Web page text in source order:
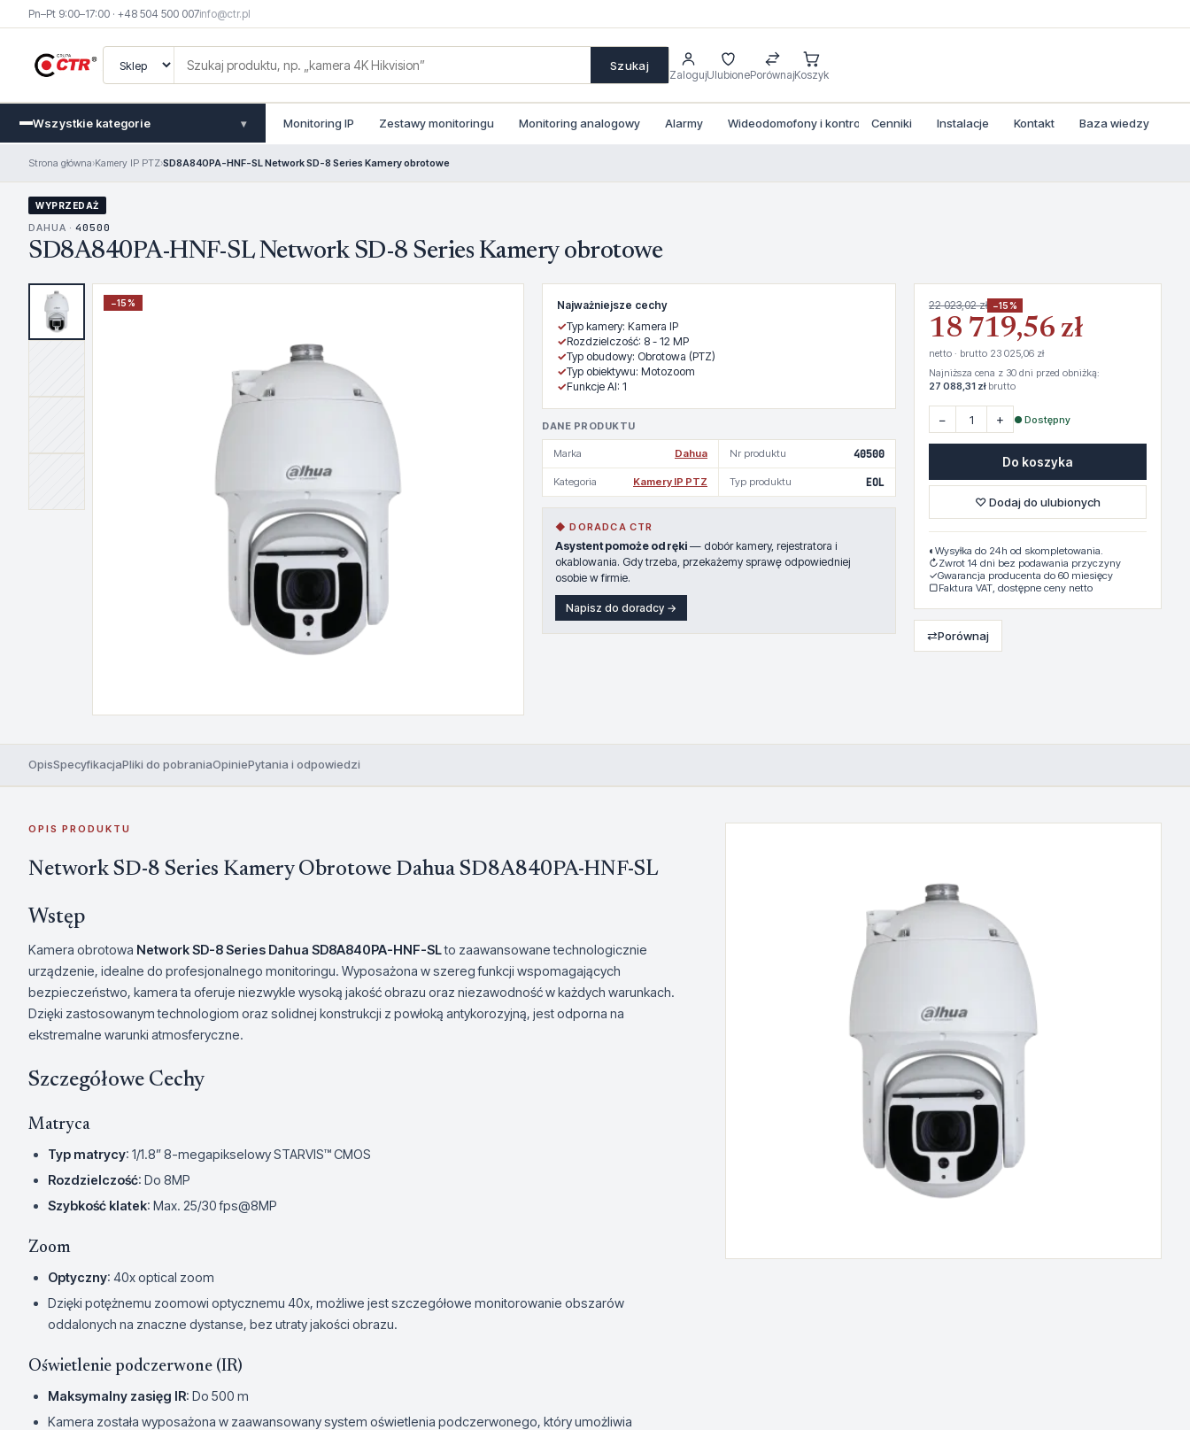
Pn–Pt 9:00–17:00 · +48 504 500 007info@ctr.pl
Szukaj
ZalogujUlubionePorównajKoszyk
Wszystkie kategorie ▾ Monitoring IP Zestawy monitoringu Monitoring analogowy Alarmy Wideodomofony i kontrola dostepu
Cenniki Instalacje Kontakt Baza wiedzy
Strona główna›Kamery IP PTZ›SD8A840PA-HNF-SL Network SD-8 Series Kamery obrotowe
WYPRZEDAŻ
DAHUA · 40500
SD8A840PA-HNF-SL Network SD-8 Series Kamery obrotowe
−15%
Najważniejsze cechy
✓Typ kamery: Kamera IP
✓Rozdzielczość: 8 - 12 MP
✓Typ obudowy: Obrotowa (PTZ)
✓Typ obiektywu: Motozoom
✓Funkcje AI: 1
DANE PRODUKTU
Marka Dahua Nr produktu 40500
Kategoria Kamery IP PTZ Typ produktu EOL
◆ DORADCA CTR
Asystent pomoże od ręki — dobór kamery, rejestratora i
okablowania. Gdy trzeba, przekażemy sprawę odpowiedniej
osobie w firmie.
Napisz do doradcy →
22 023,02 zł −15%
18 719,56 zł
netto · brutto 23 025,06 zł
Najniższa cena z 30 dni przed obniżką:
27 088,31 złbrutto
− + ● Dostępny
Do koszyka
♡ Dodaj do ulubionych
◐ Wysyłka do 24h od skompletowania.
↻Zwrot 14 dni bez podawania przyczyny
✓Gwarancja producenta do 60 miesięcy
▢Faktura VAT, dostępne ceny netto
⇄Porównaj
OpisSpecyfikacjaPliki do pobraniaOpiniePytania i odpowiedzi
OPIS PRODUKTU
Network SD-8 Series Kamery Obrotowe Dahua SD8A840PA-HNF-SL
Wstęp
Kamera obrotowa Network SD-8 Series Dahua SD8A840PA-HNF-SLto zaawansowane technologicznie
urządzenie, idealne do profesjonalnego monitoringu. Wyposażona w szereg funkcji wspomagających
bezpieczeństwo, kamera ta oferuje niezwykle wysoką jakość obrazu oraz niezawodność w każdych warunkach.
Dzięki zastosowanym technologiom oraz solidnej konstrukcji z powłoką antykorozyjną, jest odporna na
ekstremalne warunki atmosferyczne.
Szczegółowe Cechy
Matryca
Typ matrycy: 1/1.8” 8-megapikselowy STARVIS™ CMOS
Rozdzielczość: Do 8MP
Szybkość klatek: Max. 25/30 fps@8MP
Zoom
Optyczny: 40x optical zoom
Dzięki potężnemu zoomowi optycznemu 40x, możliwe jest szczegółowe monitorowanie obszarów
oddalonych na znaczne dystanse, bez utraty jakości obrazu.
Oświetlenie podczerwone (IR)
Maksymalny zasięg IR: Do 500 m
Kamera została wyposażona w zaawansowany system oświetlenia podczerwonego, który umożliwia